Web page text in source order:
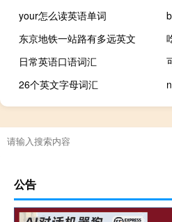
your怎么读英语单词
东京地铁一站路有多远英文
日常英语口语词汇
26个英文字母词汇
公告